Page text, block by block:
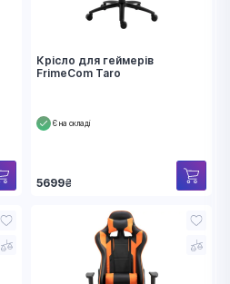
Крісло для геймерів
FrimeCom Taro
Є на складі
5699₴